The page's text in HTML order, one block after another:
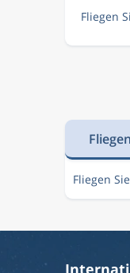
Fliegen
Fliegen